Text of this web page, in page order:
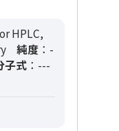
HPLC,
純度 ：-
子式：---